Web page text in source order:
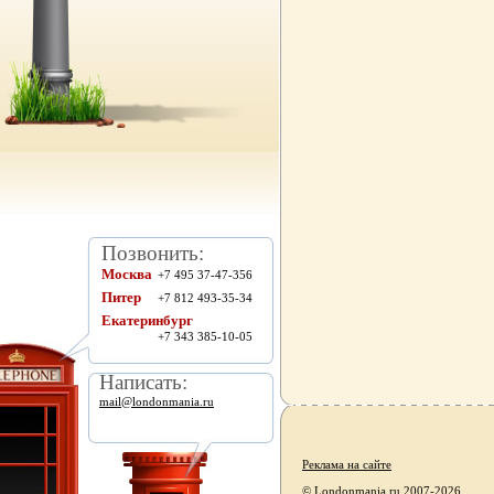
Позвонить:
Москва +7 495 37-47-356
Питер +7 812 493-35-34
Екатеринбург
+7 343 385-10-05
Написать:
mail@londonmania.ru
Реклама на сайте
© Londonmania.ru 2007-2026